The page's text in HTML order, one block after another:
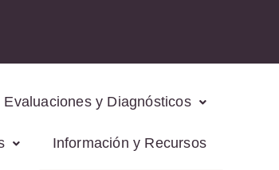
Evaluaciones y Diagnósticos
Información y Recursos